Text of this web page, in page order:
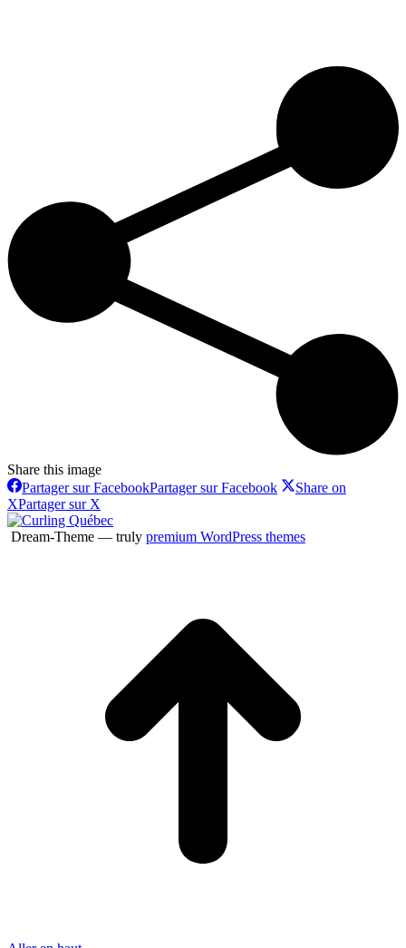
Share this image
Partager sur FacebookPartager sur Facebook
Share on
XPartager sur X
Dream-Theme — truly premium WordPress themes